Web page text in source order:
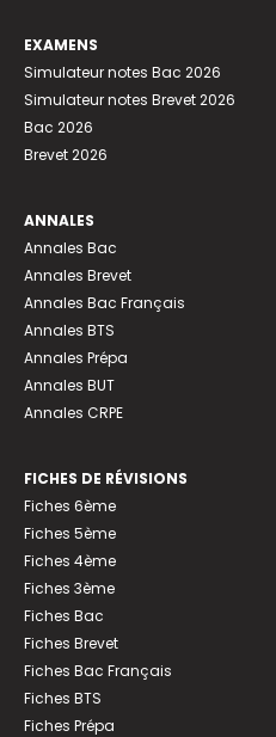
EXAMENS
Simulateur notes Bac 2026
Simulateur notes Brevet 2026
Bac 2026
Brevet 2026
ANNALES
Annales Bac
Annales Brevet
Annales Bac Français
Annales BTS
Annales Prépa
Annales BUT
Annales CRPE
FICHES DE RÉVISIONS
Fiches 6ème
Fiches 5ème
Fiches 4ème
Fiches 3ème
Fiches Bac
Fiches Brevet
Fiches Bac Français
Fiches BTS
Fiches Prépa